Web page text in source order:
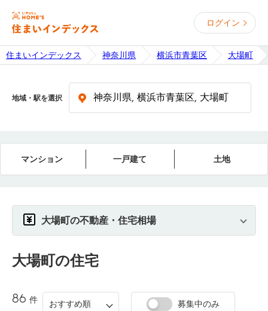
ログイン
住まいインデックス 神奈川県 横浜市青葉区 大場町
地域・駅を選択
マンション 一戸建て 土地
大場町の不動産・住宅相場
大場町の住宅
86 件 おすすめ順 募集中のみ